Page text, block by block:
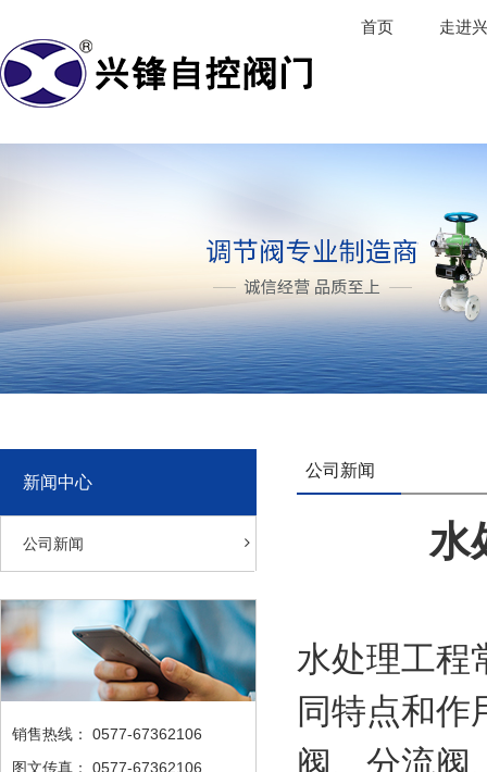
首页 走进
新闻中心
公司新闻
销售热线： 0577-67362106
图文传真： 0577-67362106
公司新闻
水
水处理工程
同特点和作
阀、分流阀